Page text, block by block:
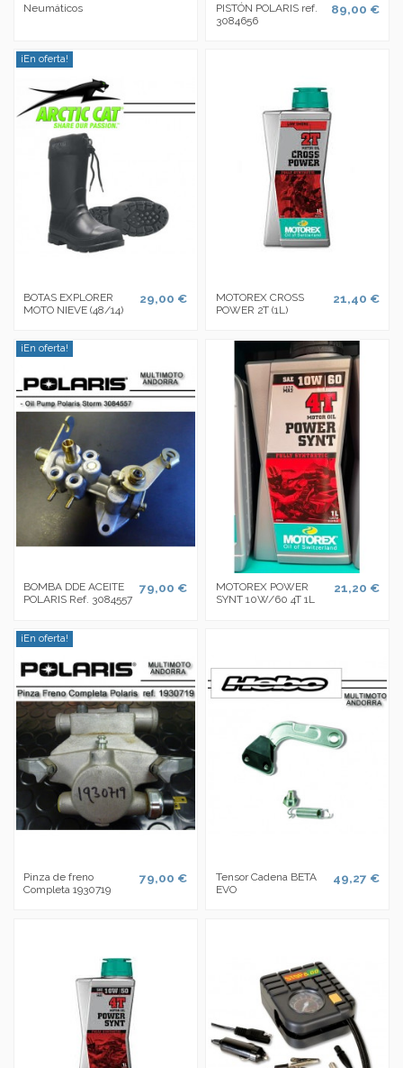
Neumáticos
PISTÓN POLARIS ref.
3084656
89,00 €
¡En oferta!
BOTAS EXPLORER
MOTO NIEVE (48/14)
29,00 €
MOTOREX CROSS
POWER 2T (1L)
21,40 €
¡En oferta!
BOMBA DDE ACEITE
POLARIS Ref. 3084557
79,00 €
MOTOREX POWER
SYNT 10W/60 4T 1L
21,20 €
¡En oferta!
Pinza de freno
Completa 1930719
79,00 €
Tensor Cadena BETA
EVO
49,27 €